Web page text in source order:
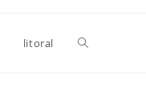
litoral Alternar